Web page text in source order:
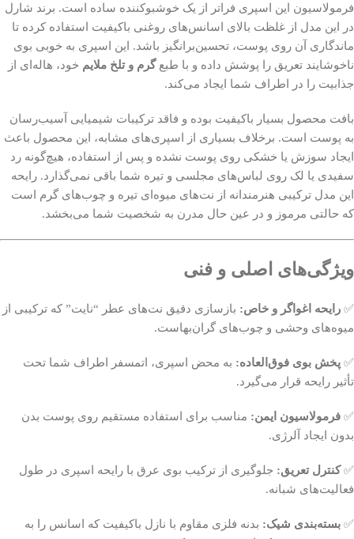
فرمولاسیون این اسپری فراتر از یک خوشبوکننده ساده است. برند شارل
در این مدل از غلظت بالای اسانس‌های روغنی باکیفیت استفاده کرده تا
ماندگاری آن روی پوست، تحسین‌برانگیز باشد. این اسپری به خوبی بوی
ناخوشایند تعریق را پوشش داده و با طبعگرم و تلخ ملایم خود، هاله‌ای از
جذابیت را در اطراف شما ایجاد می‌کند.
بافت محصول بسیار باکیفیت بوده و فاقد ترکیبات شیمیایی آسیب‌رسان
به پوست است. برخلاف بسیاری از اسپری‌های مشابه، این محصول باعث
ایجاد سوزش یا خشکی روی پوست نشده و پس از استفاده، هیچ‌گونه رد
سفیدی یا لک روی لباس‌های مجلسی و تیره شما باقی نمی‌گذارد. رایحه
این مدل ترکیبی هنرمندانه از نت‌های میوه‌ای تیره و چوب‌های گرم است
که حالتی مرموز و در عین حال مدرن به شخصیت شما می‌بخشد.
ویژگی‌های اصلی و فنی
✅ رایحه اغواگر و خاص: بازسازی دقیق نت‌های عطر “نایت” که ترکیبی از
میوه‌های وحشی و چوب‌های گران‌بهاست.
✅ پخش بوی فوق‌العاده: به محض اسپری، اتمسفر اطراف شما تحت
تأثیر رایحه قرار می‌گیرد.
✅ فرمولاسیون ایمن: مناسب برای استفاده مستقیم روی پوست بدن
بدون ایجاد آلرژی.
✅کنترل تعریق: جلوگیری از ترکیب بوی عرق با رایحه اسپری در طول
فعالیت‌های شبانه.
✅ بسته‌بندی شیک: بدنه فلزی مقاوم با نازل باکیفیت که اسانس را به